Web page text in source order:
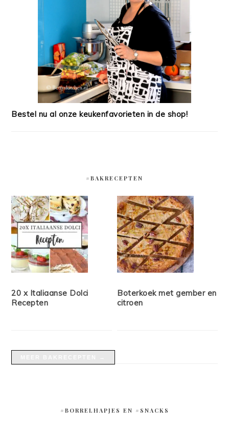
Bestel nu al onze keukenfavorieten in de shop!
#BAKRECEPTEN
20 x Italiaanse Dolci
Recepten
Boterkoek met gember en
citroen
#BORRELHAPJES EN #SNACKS